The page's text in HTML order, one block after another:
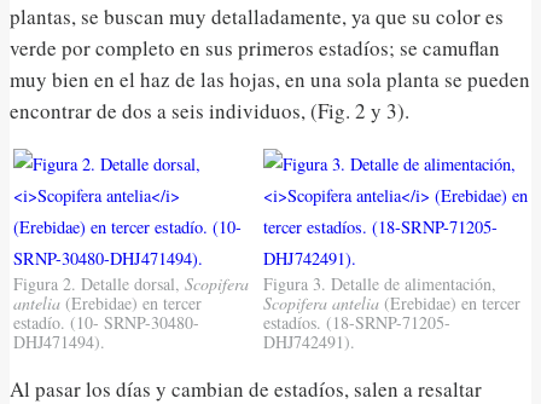
plantas, se buscan muy detalladamente, ya que su color es
verde por completo en sus primeros estadíos; se camuflan
muy bien en el haz de las hojas, en una sola planta se pueden
encontrar de dos a seis individuos, (Fig. 2 y 3).
Figura 2. Detalle dorsal, Scopifera
antelia (Erebidae) en tercer
estadío. (10- SRNP-30480-
DHJ471494).
Figura 3. Detalle de alimentación,
Scopifera antelia (Erebidae) en tercer
estadíos. (18-SRNP-71205-
DHJ742491).
Al pasar los días y cambian de estadíos, salen a resaltar